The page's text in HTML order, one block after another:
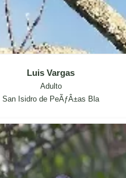
Luis Vargas
Adulto
San Isidro de PeÃƒÂ±as Bla